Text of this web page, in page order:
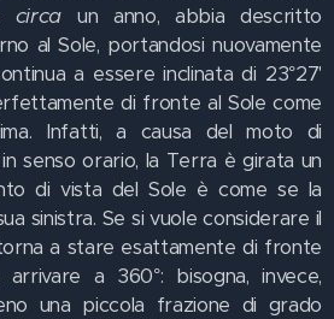
circa un anno, abbia descritto
al Sole, portandosi nuovamente
a essere inclinata di 23°27'
di fronte al Sole come
Infatti, a causa del moto di
senso orario, la Terra è girata un
di vista del Sole è come se la
sinistra. Se si vuole considerare il
a stare esattamente di fronte
a 360°: bisogna, invece,
una piccola frazione di grado